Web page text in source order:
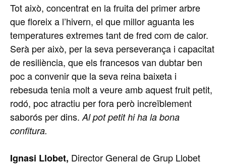
Tot això, concentrat en la fruita del primer arbre
que floreix a l’hivern, el que millor aguanta les
temperatures extremes tant de fred com de calor.
Serà per això, per la seva perseverança i capacitat
de resiliència, que els francesos van dubtar ben
poc a convenir que la seva reina baixeta i
rebesuda tenia molt a veure amb aquest fruit petit,
rodó, poc atractiu per fora però increïblement
saborós per dins. Al pot petit hi ha la bona
confitura.
Ignasi Llobet, Director General de Grup Llobet